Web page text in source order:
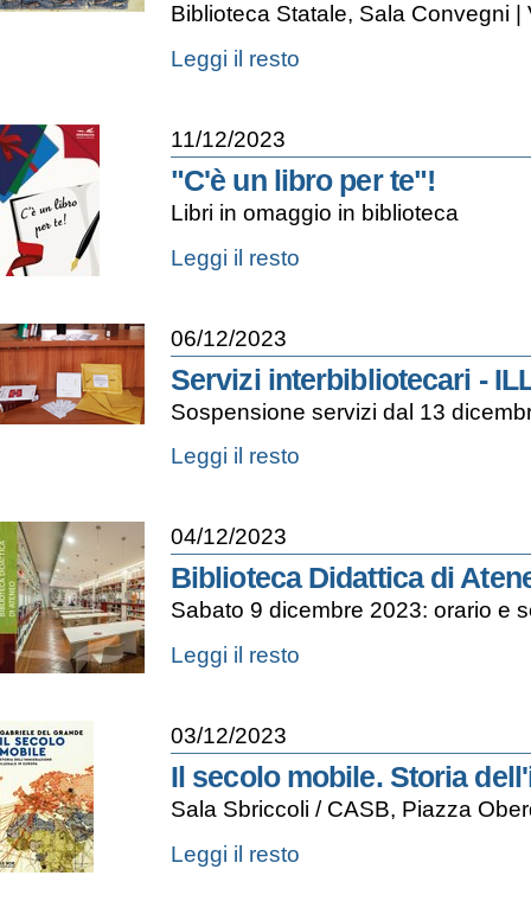
Biblioteca Statale, Sala Convegni
Re.Medi.Hum.:
per
ricerca
Leggi il resto
11/12/2023
"C'è un libro per te"!
Libri in omaggio in biblioteca
"C'è
te"!
Leggi il resto
06/12/2023
Servizi interbibliotecari -
Sospensione servizi dal 13
Servizi
interbibliotecari
-
Leggi il resto
04/12/2023
Biblioteca Didattica di
Sabato 9 dicembre 2023: orario e
Biblioteca
Didattica
-
Leggi il resto
03/12/2023
Il secolo mobile. Storia
Sala Sbriccoli / CASB, Piazza
Il
secolo
Leggi il resto